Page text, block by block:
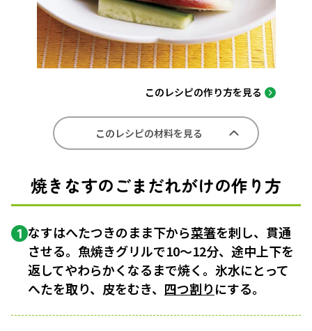
このレシピの作り方を見る
このレシピの材料を見る
焼きなすのごまだれがけの作り方
1 なすはへたつきのまま下から菜箸を刺し、貫通
させる。魚焼きグリルで10〜12分、途中上下を
返してやわらかくなるまで焼く。氷水にとって
へたを取り、皮をむき、 四つ割りにする。